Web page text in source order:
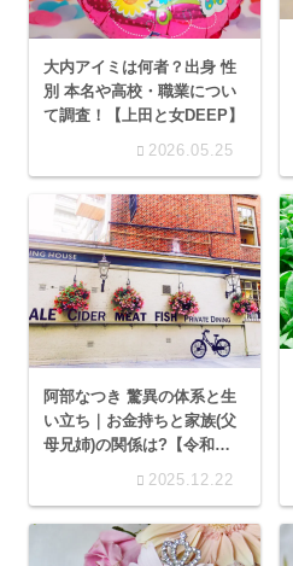
大内アイミは何者？出身 性
別 本名や高校・職業につい
て調査！【上田と女DEEP】
2026.05.25
阿部なつき 驚異の体系と生
い立ち｜お金持ちと家族(父
母兄姉)の関係は?【令和の
2025.12.22